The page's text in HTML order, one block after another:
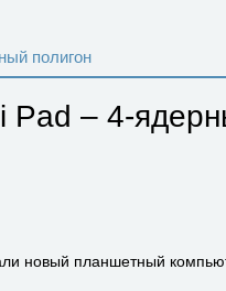
полигон
Pad – 4-
новый планшетный